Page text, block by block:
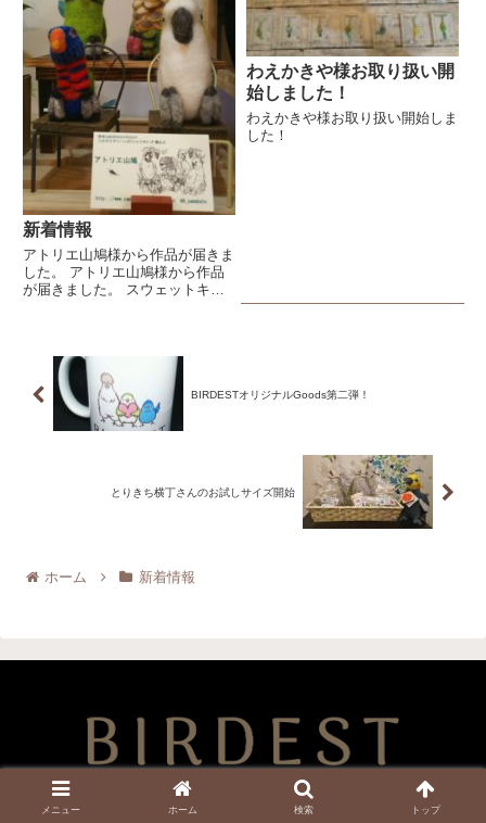
新着情報
アトリエ山鳩様から作品が届きま
した。 アトリエ山鳩様から作品
が届きました。 スウェットキャ
￥3,080（税込） 羊毛マスコット
ウロコインコ ￥5,390...
わえかきや様お取り扱い開
始しました！
わえかきや様お取り扱い開始しま
した！
BIRDESTオリジナルGoods第二弾！
とりきち横丁さんのお試しサイズ開始
ホーム 新着情報
Copyright © 2020 BIRDEST All Rights Reserved.
メニュー ホーム 検索 トップ